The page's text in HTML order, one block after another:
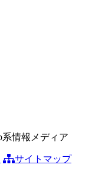
情報メディア
サイトマップ